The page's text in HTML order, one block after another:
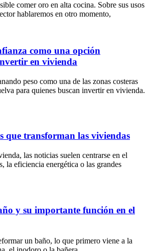
comer oro en alta cocina. Sobre sus usos
hablaremos en otro momento,
como una opción
en vivienda
peso como una de las zonas costeras
para quienes buscan invertir en vivienda.
que transforman las viviendas
las noticias suelen centrarse en el
la eficiencia energética o las grandes
y su importante función en el
un baño, lo que primero viene a la